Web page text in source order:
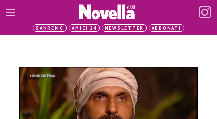
SANREMO AMICI 24 NEWSLETTER ABBONATI